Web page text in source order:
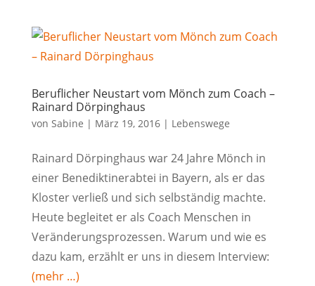
Beruflicher Neustart vom Mönch zum Coach –
Rainard Dörpinghaus
von Sabine | März 19, 2016| Lebenswege
Rainard Dörpinghaus war 24 Jahre Mönch in
einer Benediktinerabtei in Bayern, als er das
Kloster verließ und sich selbständig machte.
Heute begleitet er als Coach Menschen in
Veränderungsprozessen. Warum und wie es
dazu kam, erzählt er uns in diesem Interview:
(mehr …)